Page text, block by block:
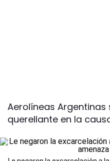
Aerolíneas
querellante en la